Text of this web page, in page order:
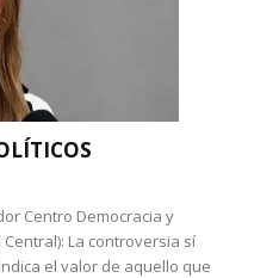
Centro Democracia y
La controversia sí
el valor de aquello que